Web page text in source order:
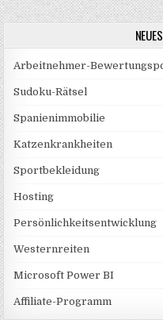
Arbeitnehmer-
Sudoku-Rätsel
Spanienimmobilie
Katzenkrankheiten
Sportbekleidung
Hosting
Persönlichkeitsentwicklung
Westernreiten
Microsoft Power BI
Affiliate-Programm